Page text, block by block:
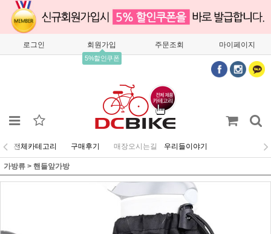
로그인 회원가입
5%할인쿠폰
주문조회 마이페이지
전체카테고리 구매후기 매장오시는길 우리들이야기
가방류 > 핸들앞가방